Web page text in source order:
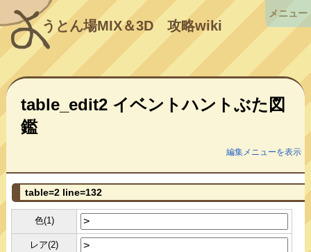
うとん場MIX＆3D攻略wiki
table_edit2 イベントハントぶた図
鑑
編集メニューを表示
table=2 line=132
色(1)
レア(2)
メニュー